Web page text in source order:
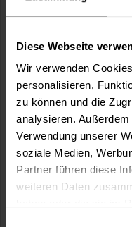
Diese Webseite
Wir verwenden
personalisieren,
zu können und die
analysieren.
Verwendung unserer
soziale Medien,
Partner führen diese
weiteren Daten
Nachfolger von
Verfügbare Varianten
2,5 Liter
5 Liter
2 weitere